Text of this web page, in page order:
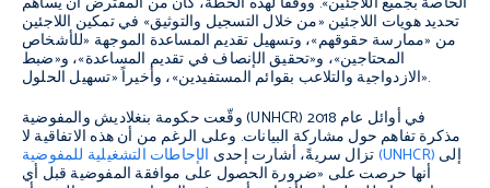
تحديد هويات اللاجئين «من خلال التسجيل والتوثيق» في تمكين اللاجئين
من «ممارسة حقوقهم»، وتسهيل تقديم المساعدة الموجهة «للأشخاص
المحتاجين»، و«تحقيق الإنصاف في تقديم المساعدة»، و«ضبط
الازدواجية والتلاعب بقوائم المستفيدين»، وأخيراً «تسهيل الحلول».
وقّعت حكومة بنغلاديش والمفوضية (UNHCR) في أوائل عام 2018
مذكرة تفاهم حول مشاركة البيانات. وعلى الرغم من أن هذه الاتفاقية لا
تزال سريةً، أشارت إحدىالإحاطات التشغيلية للمفوضية (UNHCR)
أنها حرصت على «ضرورة الحصول على موافقة المفوضية قبل أي